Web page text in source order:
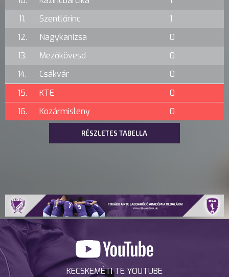
11.
Szentlőrinc
1
12.
Nagykanizsa
0
13.
Mezőkövesd
0
14.
Csákvár
0
15.
KTE
0
16.
Kozármisleny 0
RÉSZLETES TABELLA
KECSKEMÉTI TE YOUTUBE